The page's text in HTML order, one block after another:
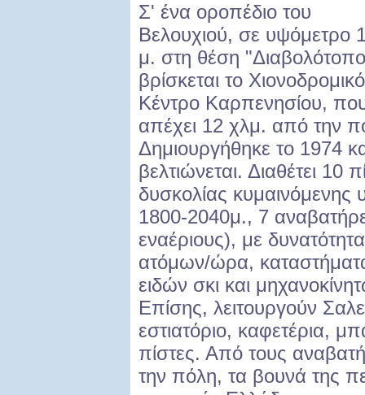
Σ' ένα οροπέδιο του
Βελουχιού, σε υψόμετρο
μ. στη θέση
βρίσκεται το Χιονοδρομικό
Κέντρο Καρπενησίου,
απέχει 12 χλμ. από την
Δημιουργήθηκε το 1974
βελτιώνεται. Διαθέτει 10
δυσκολίας
1800-2040μ., 7
εναέριους), με
ατόμων/ώρα,
ειδών σκι και
Επίσης, λειτουργούν
εστιατόριο, καφετέρια,
πίστες. Από τους
την πόλη, τα βουνά της